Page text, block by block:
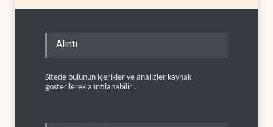
Alıntı
Sitede bulunun içerikler ve analizler kaynak
gösterilerek alıntılanabilir .